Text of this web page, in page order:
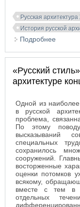
Русская архитектура
История русской
Подробнее
«Русский
архитектуре
Одной из
в русской
проблема,
По этому
высказываний
специальных
сохранилось
сооружений.
восторженные
оценки потомков
всякому,
вместе с тем в
отдельных